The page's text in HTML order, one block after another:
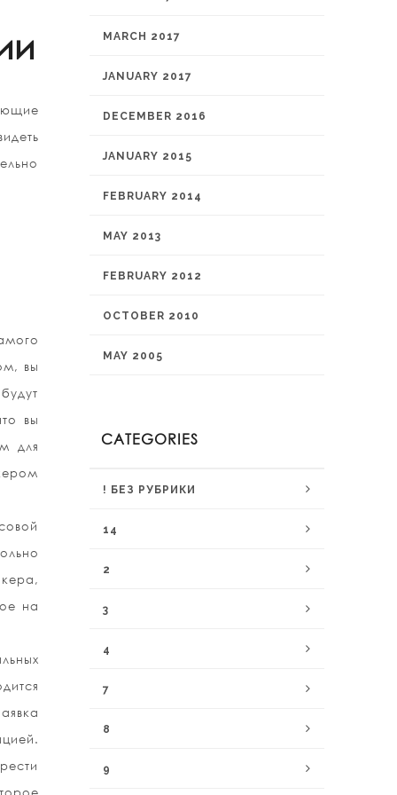
вы
вы
для
на
MARCH 2017
JANUARY 2017
DECEMBER 2016
JANUARY 2015
FEBRUARY 2014
MAY 2013
FEBRUARY 2012
OCTOBER 2010
MAY 2005
CATEGORIES
! БЕЗ РУБРИКИ
14
2
3
4
7
8
9